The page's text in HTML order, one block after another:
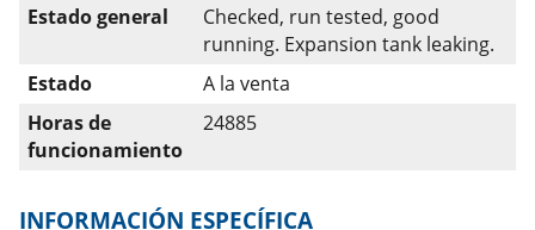
Estado general
Checked, run tested, good
running. Expansion tank leaking.
Estado
A la venta
Horas de
funcionamiento
24885
INFORMACIÓN ESPECÍFICA